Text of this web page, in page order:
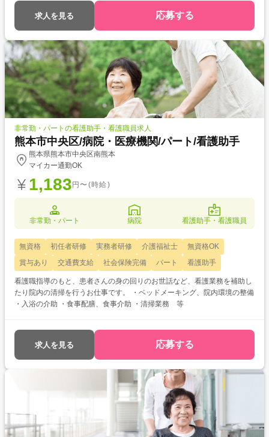
求人を見る 応募する
非常勤・パートの看護助手・看護職員求人
熊本市中央区/病院・医療機関/パート/看護助手
熊本県熊本市中央区南熊本
マイカー通勤OK
1,183 円〜(時給)
非常勤・パート 病院 看護助手・看護職員
無資格 初任者研修 実務者研修 介護福祉士
無資格OK
賞与あり
交通費支給 社会保険完備 パート 看護助手
看護職指導のもと、患者さんの身の回りのお世話など、看護業務を補助し
たり院内の清掃を行うお仕事です。 ・ベッドメーキング、院内環境の整備
・入浴の介助 ・食事配膳、食事介助 ・清掃業務 等
求人を見る 応募する